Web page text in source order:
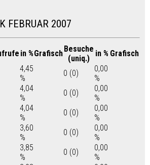
FEBRUAR 2007
in %GrafischBesuche
(uniq.)
in % Grafisch
4,45
%
0 (0)
0,00
%
4,04
%
0 (0)
0,00
%
4,04
%
0 (0)
0,00
%
3,60
%
0 (0)
0,00
%
3,85
%
0 (0)
0,00
%